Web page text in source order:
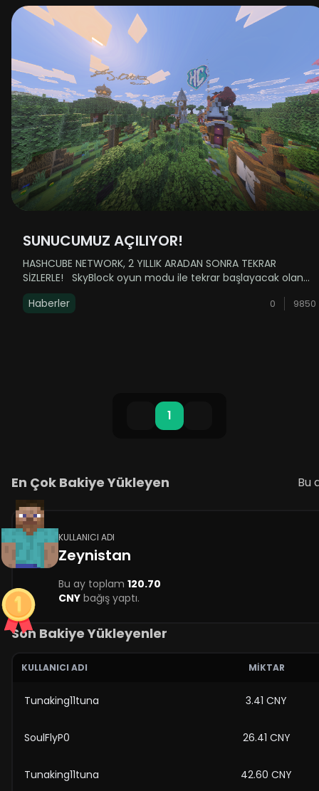
SUNUCUMUZ AÇILIYOR!
HASHCUBE NETWORK, 2 YILLIK ARADAN SONRA TEKRAR
SİZLERLE! SkyBlock oyun modu ile tekrar başlayacak olan
serüvenimizde sizlere daha akıcı ve stabil bir oyun
deneyimi ile küçük-orta ölçekli pek çok yenilik
Haberler 0 9850
1
En Çok Bakiye Yükleyen Bu
KULLANICI ADI
Zeynistan
Bu ay toplam 120.70
CNY bağış yaptı.
Son Bakiye Yükleyenler
KULLANICI ADI MIKTAR
Tunaking11tuna 3.41 CNY
SoulFlyP0 26.41 CNY
Tunaking11tuna 42.60 CNY